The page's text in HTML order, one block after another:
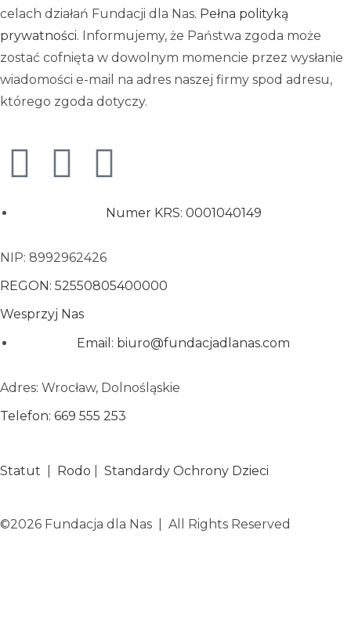
celach działań Fundacji dla Nas. Pełna polityką
prywatności. Informujemy, że Państwa zgoda może
zostać cofnięta w dowolnym momencie przez wysłanie
wiadomości e-mail na adres naszej firmy spod adresu,
którego zgoda dotyczy.
Statut Rodo Standardy Ochrony Dzieci
©2026 Fundacja dla Nas | All Rights Reserved
Email: biuro@fundacjadlanas.com
Adres: Wrocław, Dolnośląskie
Telefon: 669 555 253
Numer KRS: 0001040149
NIP: 8992962426
REGON: 52550805400000
Wesprzyj Nas